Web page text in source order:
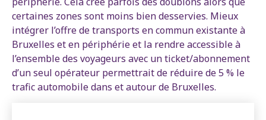
certaines zones sont moins bien desservies. Mieux
intégrer l’offre de transports en commun existante à
Bruxelles et en périphérie et la rendre accessible à
l’ensemble des voyageurs avec un ticket/abonnement
d’un seul opérateur permettrait de réduire de 5 % le
trafic automobile dans et autour de Bruxelles.